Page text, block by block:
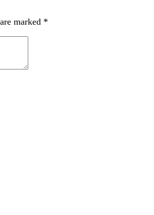
marked *